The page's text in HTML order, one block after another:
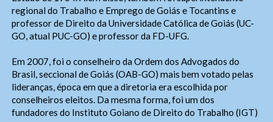
regional do Trabalho e Emprego de Goiás e Tocantins e
professor de Direito da Universidade Católica de Goiás (UC-
GO, atual PUC-GO) e professor da FD-UFG.
Em 2007, foi o conselheiro da Ordem dos Advogados do
Brasil, seccional de Goiás (OAB-GO) mais bem votado pelas
lideranças, época em que a diretoria era escolhida por
conselheiros eleitos. Da mesma forma, foi um dos
fundadores do Instituto Goiano de Direito do Trabalho (IGT)